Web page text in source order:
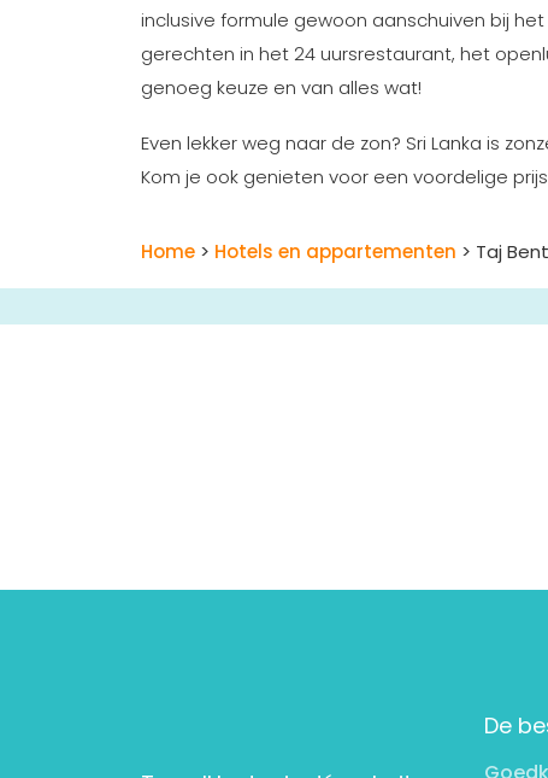
inclusive formule gewoon aanschuiven bij
gerechten in het 24 uursrestaurant, het
genoeg keuze en van alles wat!
Even lekker weg naar de zon? Sri Lanka is
Kom je ook genieten voor een voordelige
Home > Hotels en appartementen > Taj
De